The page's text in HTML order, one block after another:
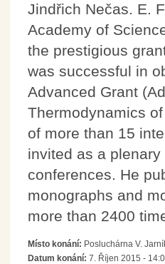
Jindřich Nečas. E.
Academy of
the prestigious
was successful in
Advanced Grant
Thermodynamics
of more than 15
invited as a
conferences. He
monographs and
more than 2400
Místo konání: Posluchárna V.
Datum konání: 7. Říjen 2015 -